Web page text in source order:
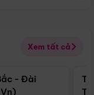
Xem tất cả
Điểm nổi bật
- Đài